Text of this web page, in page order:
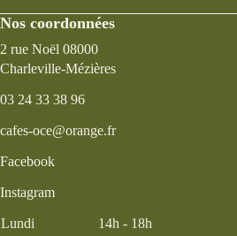
Nos coordonnées
2 rue Noël 08000
Charleville-Mézières
03 24 33 38 96
cafes-oce@orange.fr
Facebook
Instagram
Lundi 14h - 18h